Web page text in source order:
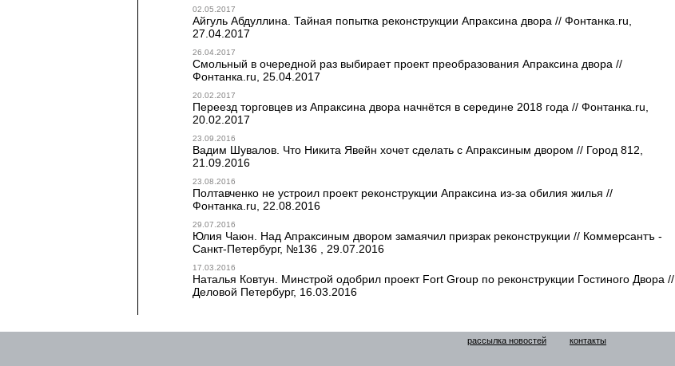
02.05.2017
Айгуль Абдуллина. Тайная попытка реконструкции Апраксина двора // Фонтанка.ru,
27.04.2017
26.04.2017
Смольный в очередной раз выбирает проект преобразования Апраксина двора //
Фонтанка.ru, 25.04.2017
20.02.2017
Переезд торговцев из Апраксина двора начнётся в середине 2018 года // Фонтанка.ru,
20.02.2017
23.09.2016
Вадим Шувалов. Что Никита Явейн хочет сделать с Апраксиным двором // Город 812,
21.09.2016
23.08.2016
Полтавченко не устроил проект реконструкции Апраксина из-за обилия жилья //
Фонтанка.ru, 22.08.2016
29.07.2016
Юлия Чаюн. Над Апраксиным двором замаячил призрак реконструкции // Коммерсантъ -
Санкт-Петербург, №136 , 29.07.2016
17.03.2016
Наталья Ковтун. Минстрой одобрил проект Fort Group по реконструкции Гостиного Двора //
Деловой Петербург, 16.03.2016
рассылка новостей контакты